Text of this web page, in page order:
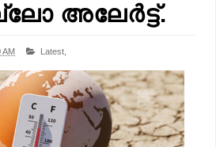
അലേർട്ട്.
AM Latest,